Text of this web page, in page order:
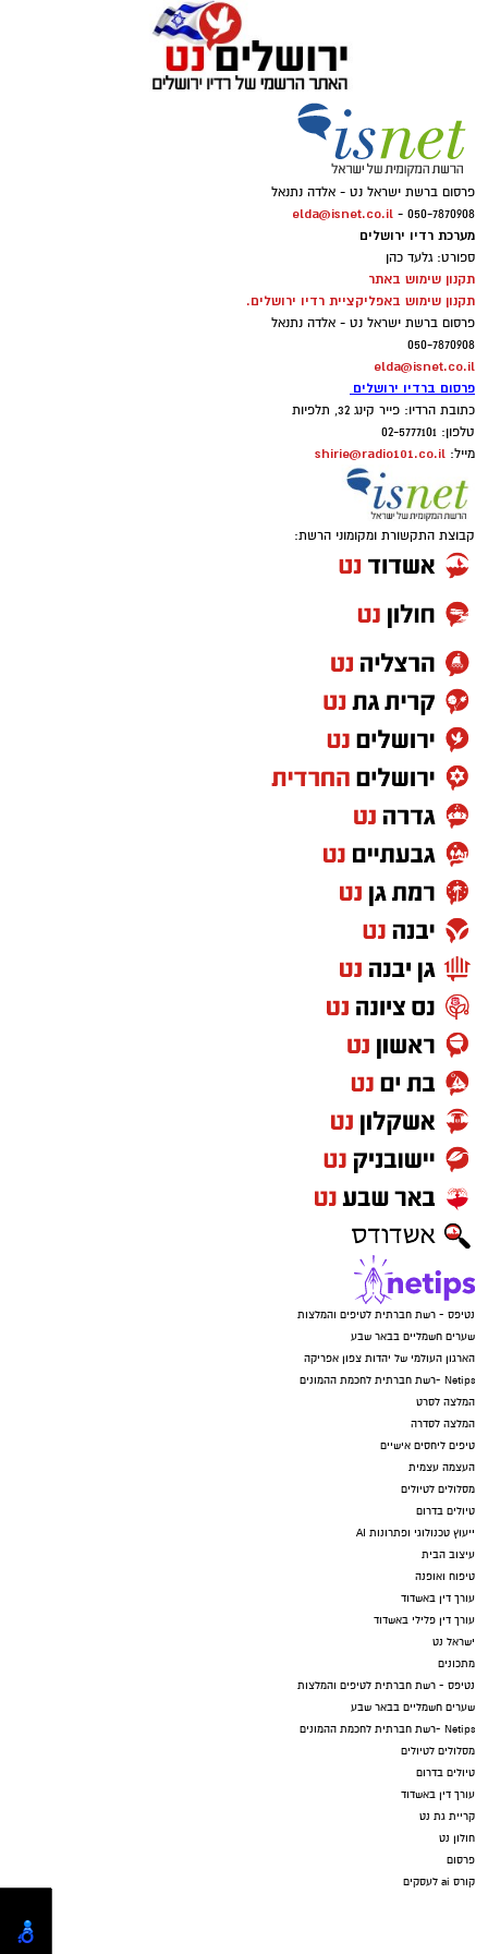
פרסום ברשת ישראל נט - אלדה נתנאל
050-7870908 -
elda@isnet.co.il
מערכת רדיו ירושלים
ספורט: גלעד כהן
תקנון שימוש באתר
תקנון שימוש באפליקציית רדיו ירושלים.
פרסום ברשת ישראל נט - אלדה נתנאל
050-7870908
elda@isnet.co.il
פרסום ברדיו ירושלים
כתובת הרדיו: פייר קינג 32, תלפיות
טלפון: 02-5777101
מייל: shirie@radio101.co.il
קבוצת התקשורת ומקומוני הרשת:
נטיפס - רשת חברתית לטיפים והמלצות
שערים חשמליים בבאר שבע
הארגון העולמי של יהדות צפון אפריקה
Netips -רשת חברתית לחכמת ההמונים
המלצה לסרט
המלצה לסדרה
טיפים ליחסים אישיים
העצמה עצמית
מסלולים לטיולים
טיולים בדרום
ייעוץ טכנולוגי ופתרונות AI
עיצוב הבית
טיפוח ואופנה
עורך דין באשדוד
עורך דין פלילי באשדוד
ישראל נט
מתכונים
נטיפס - רשת חברתית לטיפים והמלצות
שערים חשמליים בבאר שבע
Netips -רשת חברתית לחכמת ההמונים
מסלולים לטיולים
טיולים בדרום
עורך דין באשדוד
קריית גת נט
חולון נט
פרסום
קורס ai לעסקים